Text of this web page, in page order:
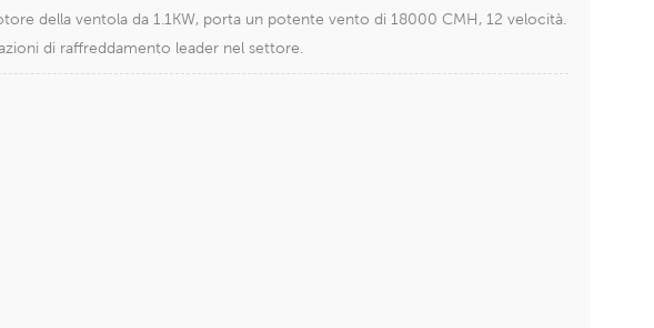
della ventola da 1.1KW, porta un potente vento di 18000 CMH, 12 velocità.
di raffreddamento leader nel settore.